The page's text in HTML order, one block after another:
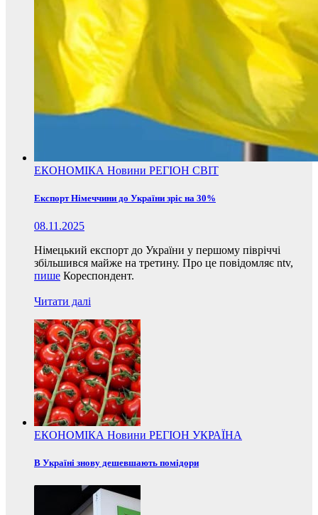
ЕКОНОМІКА Новини РЕГІОН СВІТ
Експорт Німеччини до України зріс на 30%
08.11.2025
Німецький експорт до України у першому півріччі
збільшився майже на третину. Про це повідомляє ntv,
пише Кореспондент.
Читати далі
ЕКОНОМІКА Новини РЕГІОН УКРАЇНА
В Україні знову дешевшають помідори